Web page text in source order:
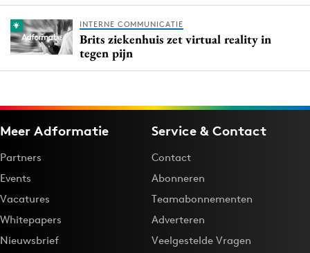
INTERNE COMMUNICATIE
Brits ziekenhuis zet virtual reality in
tegen pijn
Meer Adformatie
Partners
Events
Vacatures
Whitepapers
Nieuwsbrief
Service & Contact
Contact
Abonneren
Teamabonnementen
Adverteren
Veelgestelde Vragen